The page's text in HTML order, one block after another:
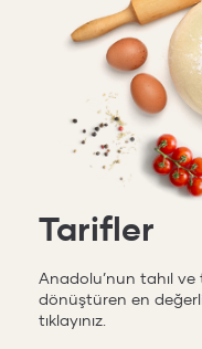
Tarifler
Anadolu’nun tahıl
dönüştüren en
tıklayınız.